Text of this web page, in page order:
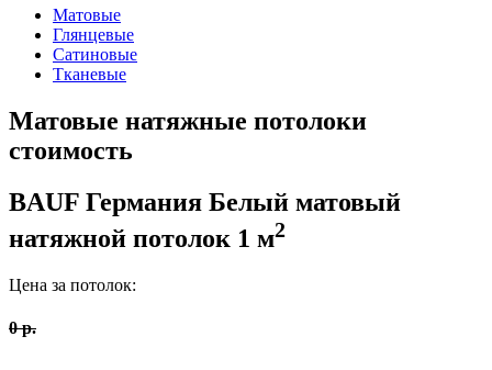
Матовые
Глянцевые
Сатиновые
Тканевые
Матовые натяжные потолоки
стоимость
BAUF Германия Белый матовый
натяжной потолок 1 м2
Цена за потолок:
0р.